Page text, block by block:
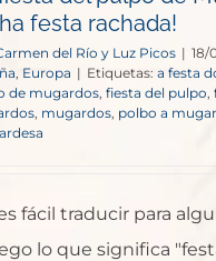
festa rachada!
del Río y Luz Picos | 18/
Europa | Etiquetas: a festa
de mugardos fiesta del pulpo
mugardos, polbo a
fácil traducir para
lo que significa